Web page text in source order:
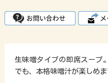
生味噌タイプの即席スープ
でも、本格味噌汁が楽しめま